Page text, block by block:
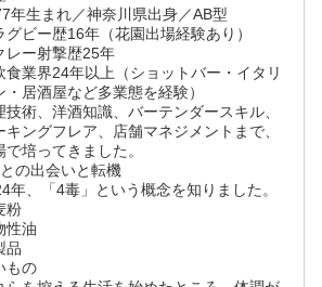
年生まれ／神奈川県出身／AB型
グビー歴16年（花園出場経験あり）
レー射撃歴25年
食業界24年以上（ショットバー・イタリ
・居酒屋など多業態を経験）
技術、洋酒知識、バーテンダースキル、
キングフレア、店舗マネジメントまで、
で培ってきました。
の出会いと転機
年、「4毒」という概念を知りました。
粉
性油
品
もの